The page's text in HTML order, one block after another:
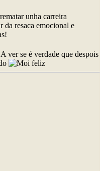
unha carreira
da resaca emocional e
ver se é verdade que despois